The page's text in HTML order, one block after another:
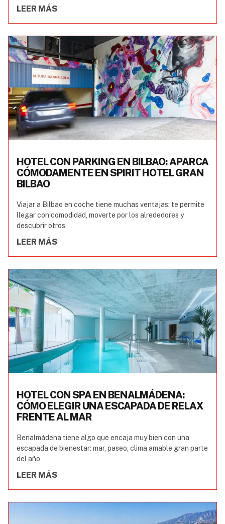
LEER MÁS
HOTEL CON PARKING EN BILBAO: APARCA
CÓMODAMENTE EN SPIRIT HOTEL GRAN
BILBAO
Viajar a Bilbao en coche tiene muchas ventajas: te permite
llegar con comodidad, moverte por los alrededores y
descubrir otros
LEER MÁS
HOTEL CON SPA EN BENALMÁDENA:
CÓMO ELEGIR UNA ESCAPADA DE RELAX
FRENTE AL MAR
Benalmádena tiene algo que encaja muy bien con una
escapada de bienestar: mar, paseo, clima amable gran parte
del año
LEER MÁS